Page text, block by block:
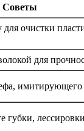
Советы
очистки
для
губки,